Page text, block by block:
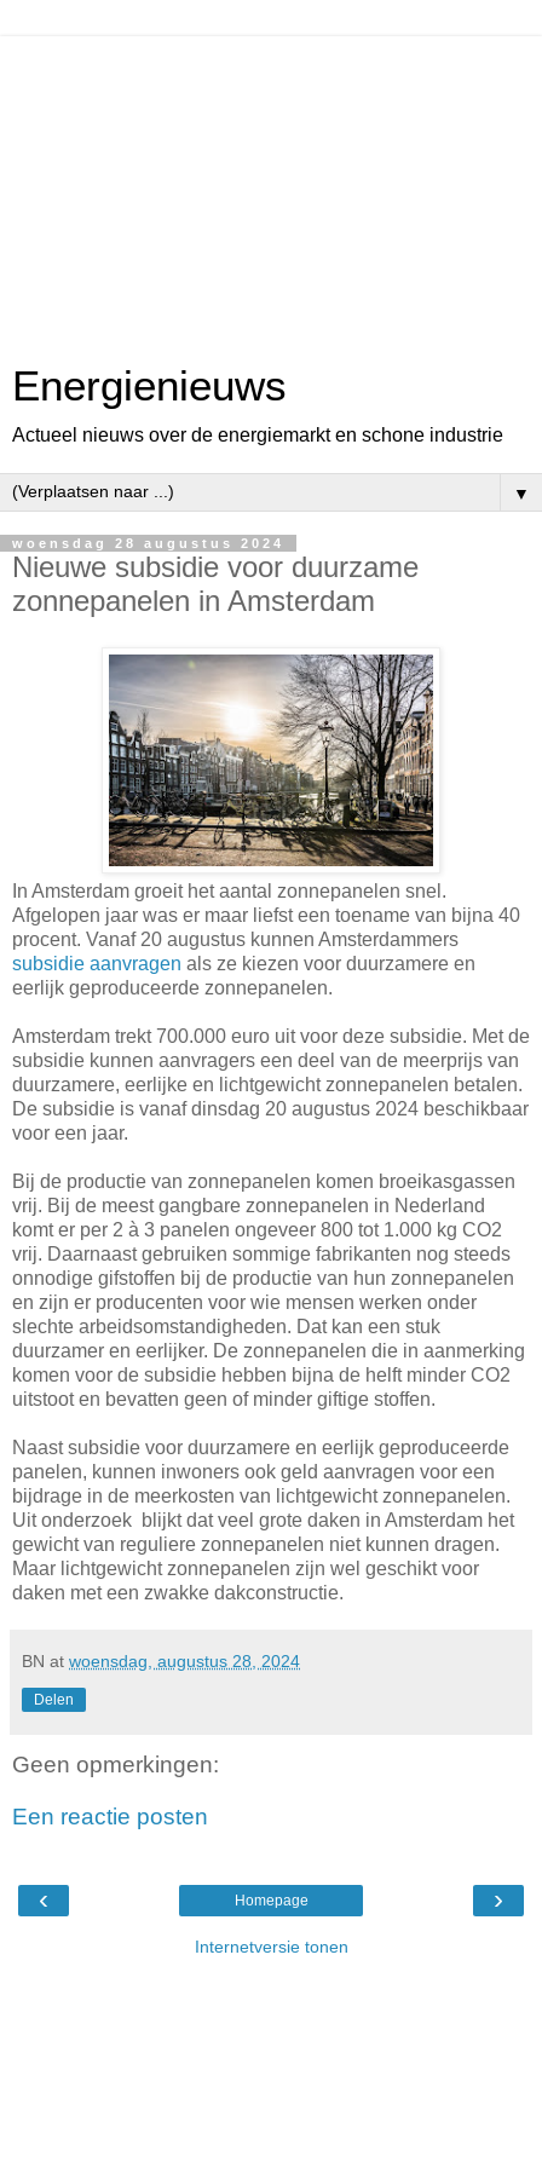
Energienieuws
Actueel nieuws over de energiemarkt en schone industrie
▼
woensdag 28 augustus 2024
Nieuwe subsidie voor duurzame
zonnepanelen in Amsterdam
In Amsterdam groeit het aantal zonnepanelen snel.
Afgelopen jaar was er maar liefst een toename van bijna 40
procent. Vanaf 20 augustus kunnen Amsterdammers
subsidie aanvragen als ze kiezen voor duurzamere en
eerlijk geproduceerde zonnepanelen.
Amsterdam trekt 700.000 euro uit voor deze subsidie. Met de
subsidie kunnen aanvragers een deel van de meerprijs van
duurzamere, eerlijke en lichtgewicht zonnepanelen betalen.
De subsidie is vanaf dinsdag 20 augustus 2024 beschikbaar
voor een jaar.
Bij de productie van zonnepanelen komen broeikasgassen
vrij. Bij de meest gangbare zonnepanelen in Nederland
komt er per 2 à 3 panelen ongeveer 800 tot 1.000 kg CO2
vrij. Daarnaast gebruiken sommige fabrikanten nog steeds
onnodige gifstoffen bij de productie van hun zonnepanelen
en zijn er producenten voor wie mensen werken onder
slechte arbeidsomstandigheden. Dat kan een stuk
duurzamer en eerlijker. De zonnepanelen die in aanmerking
komen voor de subsidie hebben bijna de helft minder CO2
uitstoot en bevatten geen of minder giftige stoffen.
Naast subsidie voor duurzamere en eerlijk geproduceerde
panelen, kunnen inwoners ook geld aanvragen voor een
bijdrage in de meerkosten van lichtgewicht zonnepanelen.
Uit onderzoek blijkt dat veel grote daken in Amsterdam het
gewicht van reguliere zonnepanelen niet kunnen dragen.
Maar lichtgewicht zonnepanelen zijn wel geschikt voor
daken met een zwakke dakconstructie.
BN at woensdag, augustus 28, 2024
Delen
Geen opmerkingen:
Een reactie posten
‹ ›
Homepage
Internetversie tonen